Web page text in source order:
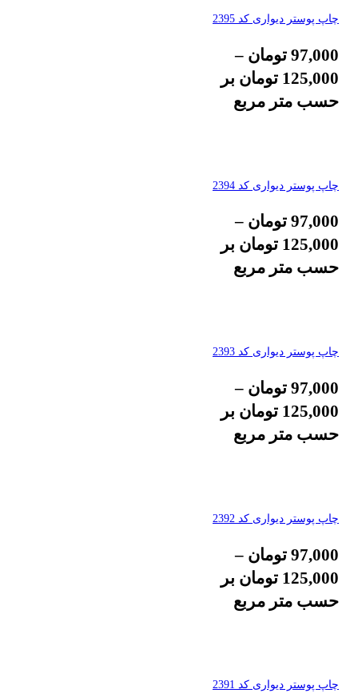
چاپ پوستر دیواری کد 2395
97,000 تومان –
125,000 تومان بر
حسب متر مربع
چاپ پوستر دیواری کد 2394
97,000 تومان –
125,000 تومان بر
حسب متر مربع
چاپ پوستر دیواری کد 2393
97,000 تومان –
125,000 تومان بر
حسب متر مربع
چاپ پوستر دیواری کد 2392
97,000 تومان –
125,000 تومان بر
حسب متر مربع
چاپ پوستر دیواری کد 2391